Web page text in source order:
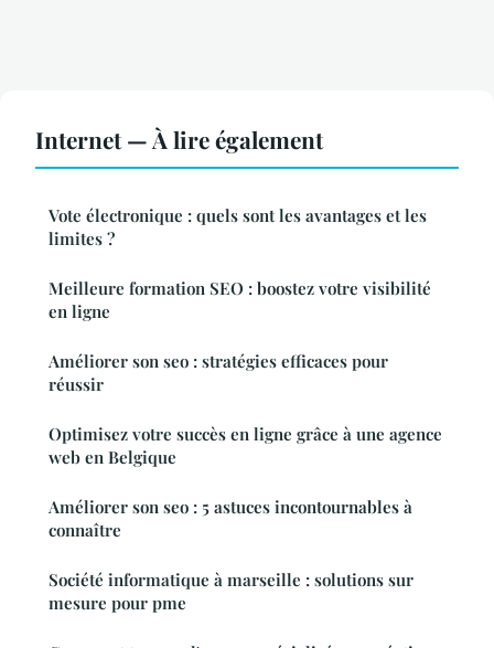
Internet — À lire également
Vote électronique : quels sont les avantages et les
limites ?
Meilleure formation SEO : boostez votre visibilité
en ligne
Améliorer son seo : stratégies efficaces pour
réussir
Optimisez votre succès en ligne grâce à une agence
web en Belgique
Améliorer son seo : 5 astuces incontournables à
connaître
Société informatique à marseille : solutions sur
mesure pour pme